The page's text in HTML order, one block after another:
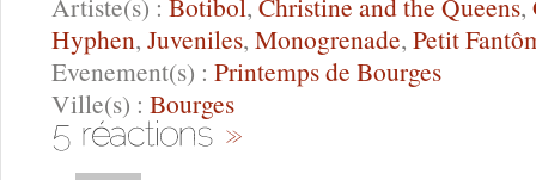
Artiste(s) : Botibol, Christine and the Queens,
Hyphen, Juveniles, Monogrenade, Petit
Evenement(s) : Printemps de Bourges
Ville(s) : Bourges